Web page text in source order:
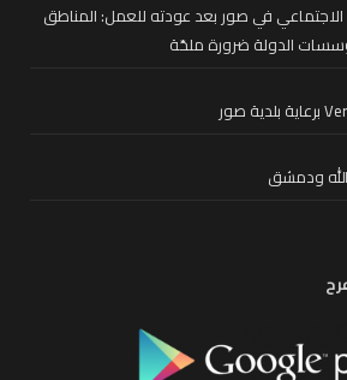
في صور بعد عودته للعمل: المناطق
الدولة ضرورة ملحّة
الله ودمشق